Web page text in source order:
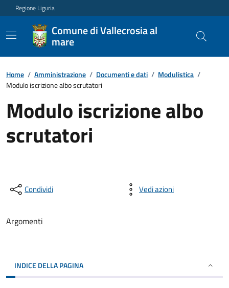
Regione Liguria
Comune di Vallecrosia al
mare
Home / Amministrazione / Documenti e dati / Modulistica /
Modulo iscrizione albo scrutatori
Modulo iscrizione albo
scrutatori
Condividi Vedi azioni
Argomenti
INDICE DELLA PAGINA